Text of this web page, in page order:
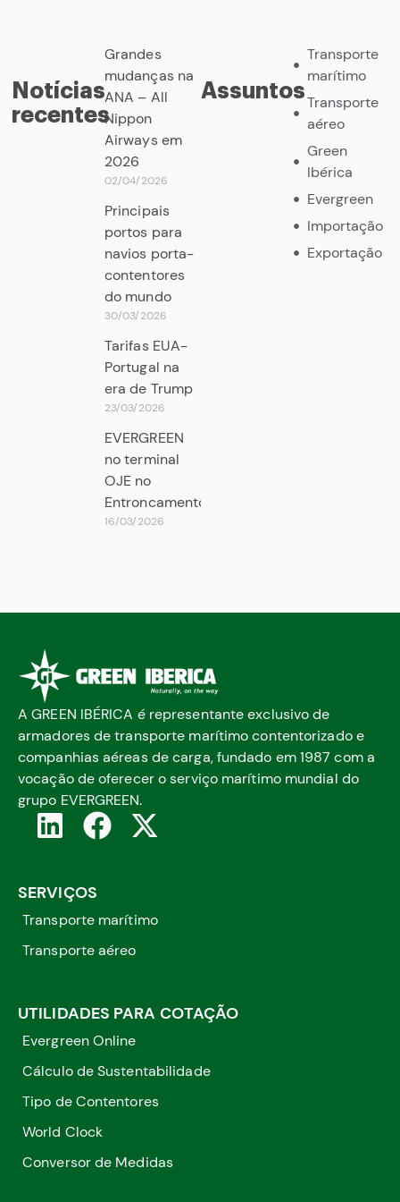
Notícias
recentes
Grandes
mudanças na
ANA – All
Nippon
Airways em
2026
02/04/2026
Principais
portos para
navios porta-
contentores
do mundo
30/03/2026
Tarifas EUA-
Portugal na
era de Trump
23/03/2026
EVERGREEN
no terminal
OJE no
Entroncamento
16/03/2026
Assuntos
Transporte
marítimo
Transporte
aéreo
Green
Ibérica
Evergreen
Importação
Exportação
A GREEN IBÉRICA é representante exclusivo de
armadores de transporte marítimo contentorizado e
companhias aéreas de carga, fundado em 1987 com a
vocação de oferecer o serviço marítimo mundial do
grupo EVERGREEN.
SERVIÇOS
Transporte marítimo
Transporte aéreo
UTILIDADES PARA COTAÇÃO
Evergreen Online
Cálculo de Sustentabilidade
Tipo de Contentores
World Clock
Conversor de Medidas